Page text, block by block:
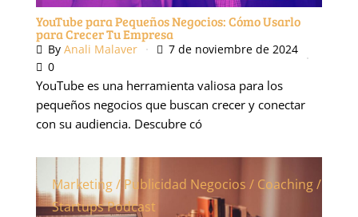
YouTube para Pequeños Negocios: Cómo Usarlo
para Crecer Tu Empresa
By Anali Malaver
7 de noviembre de 2024
0
YouTube es una herramienta valiosa para los
pequeños negocios que buscan crecer y conectar
con su audiencia. Descubre có
Marketing / Publicidad Negocios / Coaching /
StartupsPodcast